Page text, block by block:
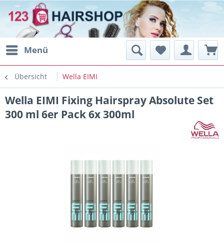
Menü
Übersicht Wella EIMI
Wella EIMI Fixing Hairspray Absolute Set
300 ml 6er Pack 6x 300ml